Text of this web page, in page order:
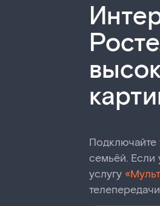
Подключайте
семьёй. Если
услугу